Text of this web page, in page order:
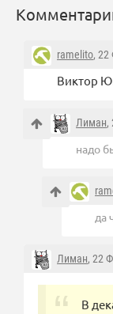
ramelito, 22
Виктор
Лиман,
надо
да
Лиман, 22
В